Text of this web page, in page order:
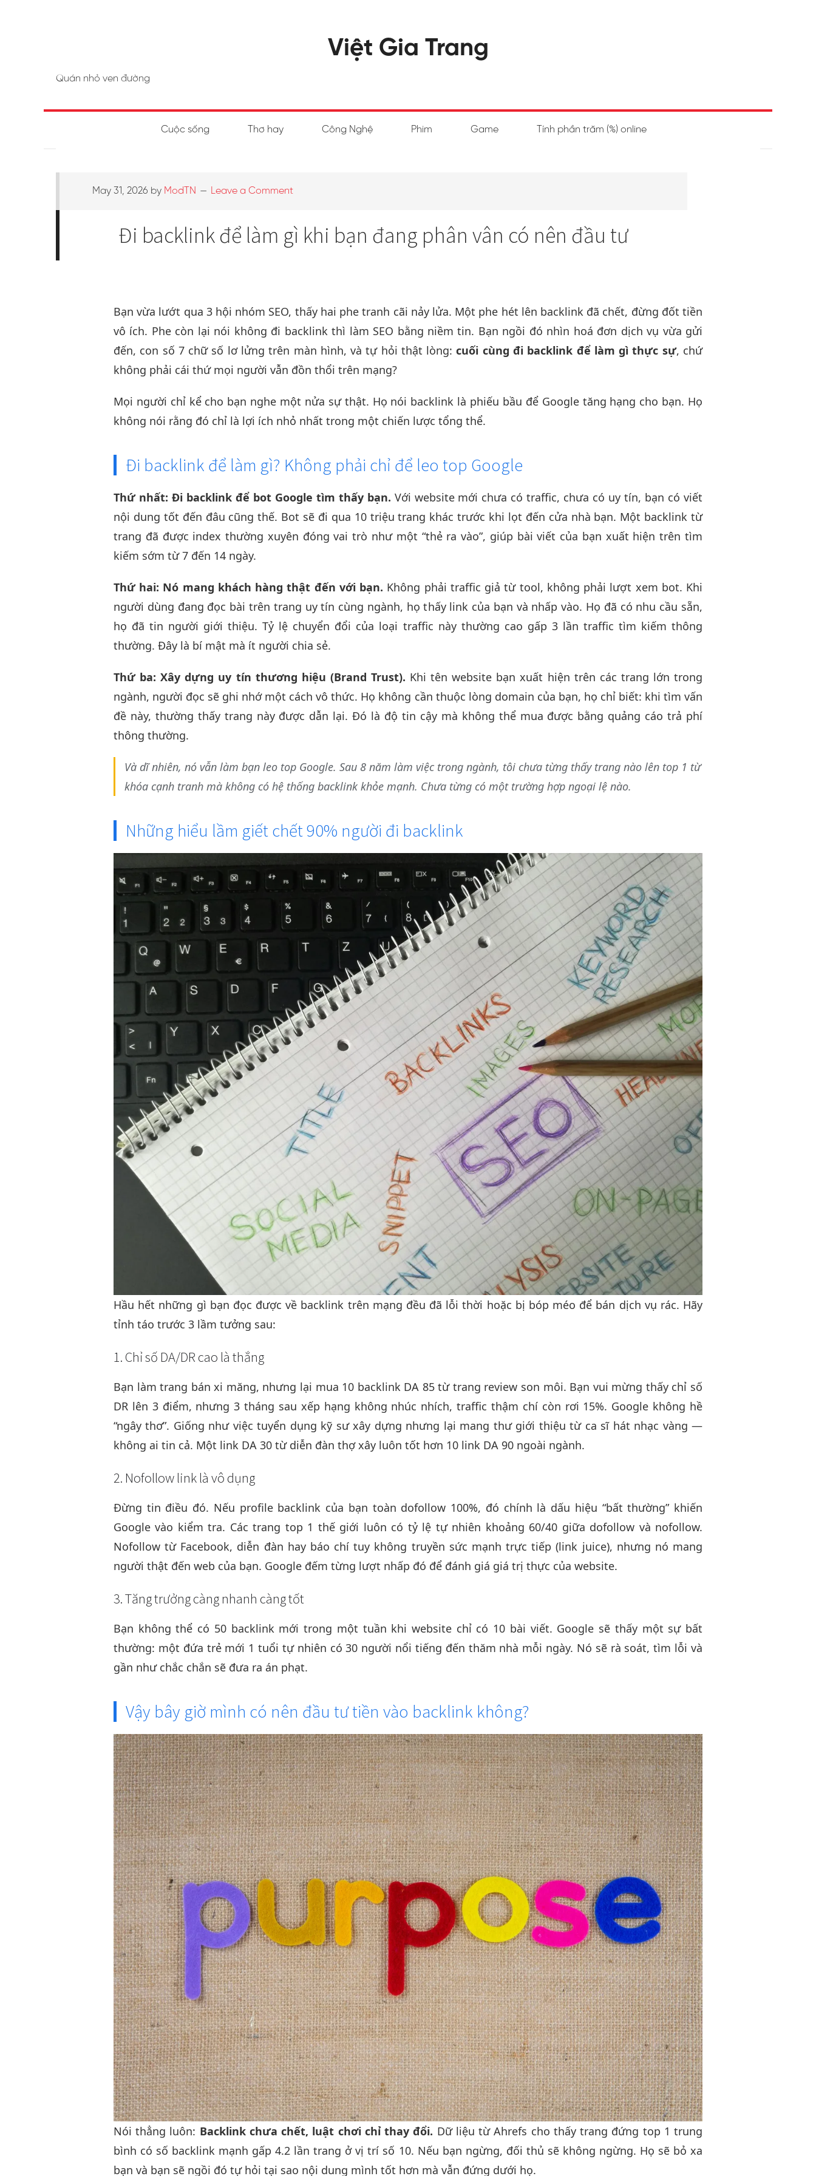
Việt Gia Trang
Quán nhỏ ven đường
Cuộc sống Thơ hay Công Nghệ Phim Game Tính phần trăm (%) online
May 31, 2026 by ModTN Leave a Comment
Đi backlink để làm gì khi bạn đang phân vân có nên đầu tư
Bạn vừa lướt qua 3 hội nhóm SEO, thấy hai phe tranh cãi nảy lửa. Một phe hét lên backlink đã chết, đừng đốt tiền
vô ích. Phe còn lại nói không đi backlink thì làm SEO bằng niềm tin. Bạn ngồi đó nhìn hoá đơn dịch vụ vừa gửi
đến, con số 7 chữ số lơ lửng trên màn hình, và tự hỏi thật lòng:cuối cùng đi backlink để làm gì thực sự, chứ
không phải cái thứ mọi người vẫn đồn thổi trên mạng?
Mọi người chỉ kể cho bạn nghe một nửa sự thật. Họ nói backlink là phiếu bầu để Google tăng hạng cho bạn. Họ
không nói rằng đó chỉ là lợi ích nhỏ nhất trong một chiến lược tổng thể.
Đi backlink để làm gì? Không phải chỉ để leo top Google
Thứ nhất: Đi backlink để bot Google tìm thấy bạn. Với website mới chưa có traffic, chưa có uy tín, bạn có viết
nội dung tốt đến đâu cũng thế. Bot sẽ đi qua 10 triệu trang khác trước khi lọt đến cửa nhà bạn. Một backlink từ
trang đã được index thường xuyên đóng vai trò như một “thẻ ra vào”, giúp bài viết của bạn xuất hiện trên tìm
kiếm sớm từ 7 đến 14 ngày.
Thứ hai: Nó mang khách hàng thật đến với bạn. Không phải traffic giả từ tool, không phải lượt xem bot. Khi
người dùng đang đọc bài trên trang uy tín cùng ngành, họ thấy link của bạn và nhấp vào. Họ đã có nhu cầu sẵn,
họ đã tin người giới thiệu. Tỷ lệ chuyển đổi của loại traffic này thường cao gấp 3 lần traffic tìm kiếm thông
thường. Đây là bí mật mà ít người chia sẻ.
Thứ ba: Xây dựng uy tín thương hiệu (Brand Trust). Khi tên website bạn xuất hiện trên các trang lớn trong
ngành, người đọc sẽ ghi nhớ một cách vô thức. Họ không cần thuộc lòng domain của bạn, họ chỉ biết: khi tìm vấn
đề này, thường thấy trang này được dẫn lại. Đó là độ tin cậy mà không thể mua được bằng quảng cáo trả phí
thông thường.
Và dĩ nhiên, nó vẫn làm bạn leo top Google. Sau 8 năm làm việc trong ngành, tôi chưa từng thấy trang nào lên top 1 từ
khóa cạnh tranh mà không có hệ thống backlink khỏe mạnh. Chưa từng có một trường hợp ngoại lệ nào.
Những hiểu lầm giết chết 90% người đi backlink
Hầu hết những gì bạn đọc được về backlink trên mạng đều đã lỗi thời hoặc bị bóp méo để bán dịch vụ rác. Hãy
tỉnh táo trước 3 lầm tưởng sau:
1. Chỉ số DA/DR cao là thắng
Bạn làm trang bán xi măng, nhưng lại mua 10 backlink DA 85 từ trang review son môi. Bạn vui mừng thấy chỉ số
DR lên 3 điểm, nhưng 3 tháng sau xếp hạng không nhúc nhích, traffic thậm chí còn rơi 15%. Google không hề
“ngây thơ”. Giống như việc tuyển dụng kỹ sư xây dựng nhưng lại mang thư giới thiệu từ ca sĩ hát nhạc vàng —
không ai tin cả. Một link DA 30 từ diễn đàn thợ xây luôn tốt hơn 10 link DA 90 ngoài ngành.
2. Nofollow link là vô dụng
Đừng tin điều đó. Nếu profile backlink của bạn toàn dofollow 100%, đó chính là dấu hiệu “bất thường” khiến
Google vào kiểm tra. Các trang top 1 thế giới luôn có tỷ lệ tự nhiên khoảng 60/40 giữa dofollow và nofollow.
Nofollow từ Facebook, diễn đàn hay báo chí tuy không truyền sức mạnh trực tiếp (link juice), nhưng nó mang
người thật đến web của bạn. Google đếm từng lượt nhấp đó để đánh giá giá trị thực của website.
3. Tăng trưởng càng nhanh càng tốt
Bạn không thể có 50 backlink mới trong một tuần khi website chỉ có 10 bài viết. Google sẽ thấy một sự bất
thường: một đứa trẻ mới 1 tuổi tự nhiên có 30 người nổi tiếng đến thăm nhà mỗi ngày. Nó sẽ rà soát, tìm lỗi và
gần như chắc chắn sẽ đưa ra án phạt.
Vậy bây giờ mình có nên đầu tư tiền vào backlink không?
Nói thẳng luôn: Backlink chưa chết, luật chơi chỉ thay đổi. Dữ liệu từ Ahrefs cho thấy trang đứng top 1 trung
bình có số backlink mạnh gấp 4.2 lần trang ở vị trí số 10. Nếu bạn ngừng, đối thủ sẽ không ngừng. Họ sẽ bỏ xa
bạn và bạn sẽ ngồi đó tự hỏi tại sao nội dung mình tốt hơn mà vẫn đứng dưới họ.